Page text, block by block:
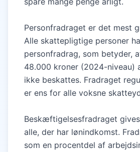
Personfradraget er det mest
Alle skattepligtige personer
personfradrag, som betyder,
48.000 kroner (2024-niveau)
ikke beskattes. Fradraget
er ens for alle voksne
Beskæftigelsesfradraget
alle, der har lønindkomst.
som en procentdel af